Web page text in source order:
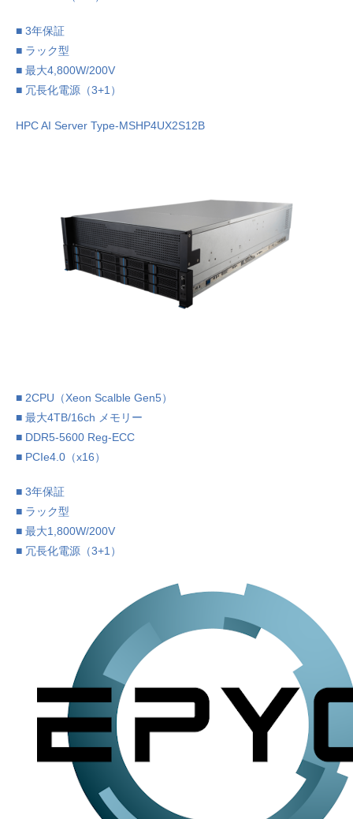
■ 3年保証
■ ラック型
■ 最大4,800W/200V
■ 冗長化電源（3+1）
HPC AI Server Type-MSHP4UX2S12B
■ 2CPU（Xeon Scalble Gen5）
■ 最大4TB/16ch メモリー
■ DDR5-5600 Reg-ECC
■ PCIe4.0（x16）
■ 3年保証
■ ラック型
■ 最大1,800W/200V
■ 冗長化電源（3+1）